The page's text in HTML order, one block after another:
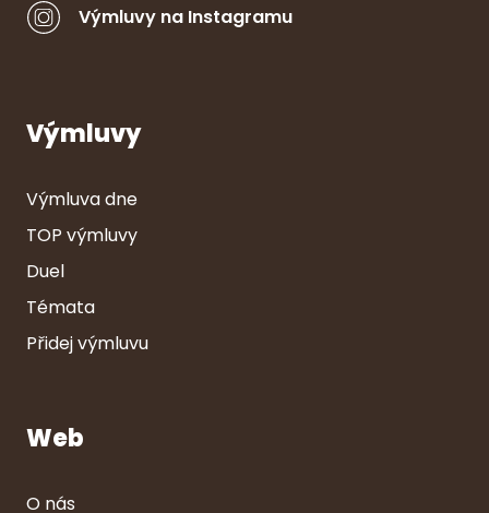
Výmluvy na Instagramu
Výmluvy
Výmluva dne
TOP výmluvy
Duel
Témata
Přidej výmluvu
Web
O nás